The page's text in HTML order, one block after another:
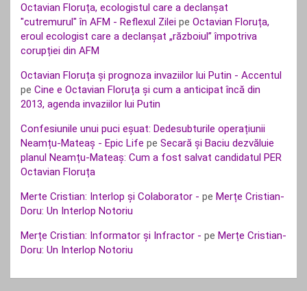
Octavian Floruța, ecologistul care a declanșat
"cutremurul" în AFM - Reflexul Zilei pe Octavian Floruța,
eroul ecologist care a declanșat „războiul” împotriva
corupției din AFM
Octavian Floruța și prognoza invaziilor lui Putin - Accentul
pe Cine e Octavian Floruța și cum a anticipat încă din
2013, agenda invaziilor lui Putin
Confesiunile unui puci eșuat: Dedesubturile operațiunii
Neamțu-Mateaș - Epic Life pe Secară și Baciu dezvăluie
planul Neamțu-Mateaș: Cum a fost salvat candidatul PER
Octavian Floruța
Merte Cristian: Interlop și Colaborator - pe Merțe Cristian-
Doru: Un Interlop Notoriu
Merțe Cristian: Informator și Infractor - pe Merțe Cristian-
Doru: Un Interlop Notoriu